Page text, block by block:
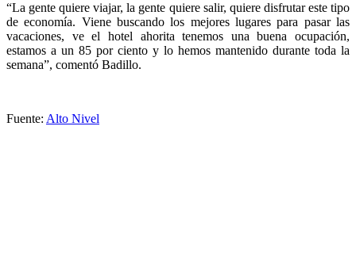
“La gente quiere viajar, la gente quiere salir, quiere disfrutar este tipo
de economía. Viene buscando los mejores lugares para pasar las
vacaciones, ve el hotel ahorita tenemos una buena ocupación,
estamos a un 85 por ciento y lo hemos mantenido durante toda la
semana”, comentó Badillo.
Fuente: Alto Nivel